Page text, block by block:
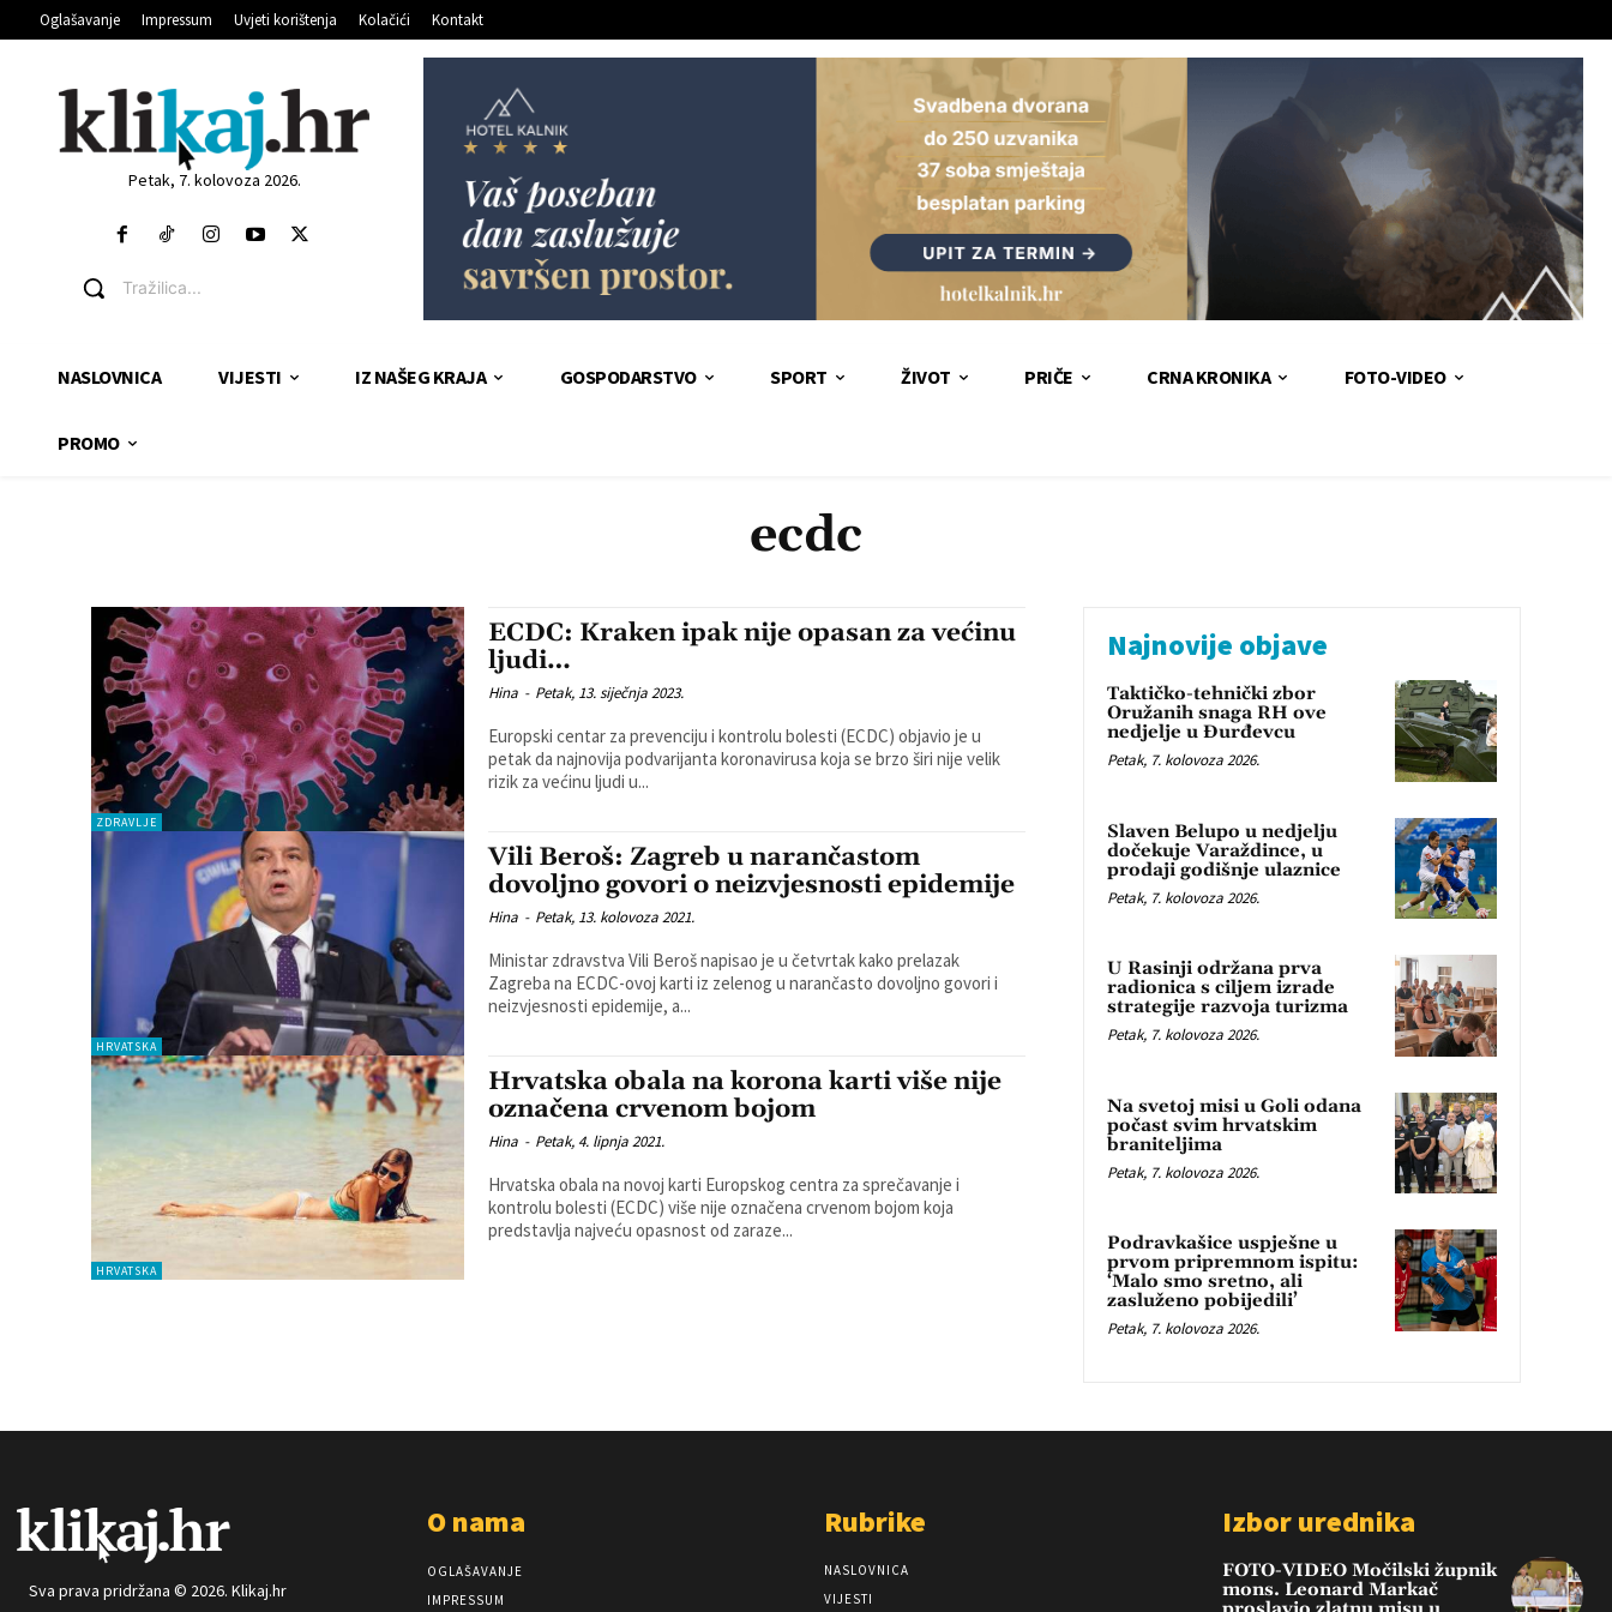
Oglašavanje Impressum Uvjeti korištenja Kolačići Kontakt
Petak, 7. kolovoza 2026.
Tražilica...
NASLOVNICA VIJESTI IZ NAŠEG KRAJA GOSPODARSTVO SPORT ŽIVOT PRIČE CRNA KRONIKA FOTO-VIDEO
PROMO
ecdc
ZDRAVLJE
ECDC: Kraken ipak nije opasan za većinu
ljudi…
Hina - Petak, 13. siječnja 2023.
Europski centar za prevenciju i kontrolu bolesti (ECDC) objavio je u
petak da najnovija podvarijanta koronavirusa koja se brzo širi nije velik
rizik za većinu ljudi u...
HRVATSKA
Vili Beroš: Zagreb u narančastom
dovoljno govori o neizvjesnosti epidemije
Hina - Petak, 13. kolovoza 2021.
Ministar zdravstva Vili Beroš napisao je u četvrtak kako prelazak
Zagreba na ECDC-ovoj karti iz zelenog u narančasto dovoljno govori i
neizvjesnosti epidemije, a...
HRVATSKA
Hrvatska obala na korona karti više nije
označena crvenom bojom
Hina - Petak, 4. lipnja 2021.
Hrvatska obala na novoj karti Europskog centra za sprečavanje i
kontrolu bolesti (ECDC) više nije označena crvenom bojom koja
predstavlja najveću opasnost od zaraze...
Najnovije objave
Taktičko-tehnički zbor
Oružanih snaga RH ove
nedjelje u Đurđevcu
Petak, 7. kolovoza 2026.
Slaven Belupo u nedjelju
dočekuje Varaždince, u
prodaji godišnje ulaznice
Petak, 7. kolovoza 2026.
U Rasinji održana prva
radionica s ciljem izrade
strategije razvoja turizma
Petak, 7. kolovoza 2026.
Na svetoj misi u Goli odana
počast svim hrvatskim
braniteljima
Petak, 7. kolovoza 2026.
Podravkašice uspješne u
prvom pripremnom ispitu:
‘Malo smo sretno, ali
zasluženo pobijedili’
Petak, 7. kolovoza 2026.
Sva prava pridržana © 2026. Klikaj.hr
O nama
OGLAŠAVANJE
IMPRESSUM
Rubrike
NASLOVNICA
VIJESTI
Izbor urednika
FOTO-VIDEO Močilski župnik
mons. Leonard Markač